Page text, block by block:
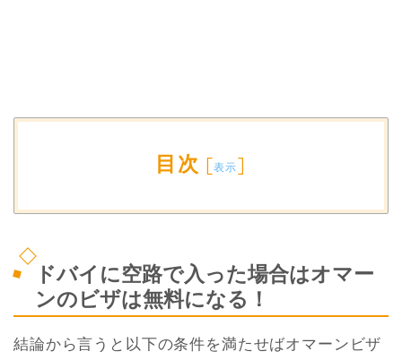
目次 [表示]
ドバイに空路で入った場合はオマー
ンのビザは無料になる！
結論から言うと以下の条件を満たせばオマーンビザ